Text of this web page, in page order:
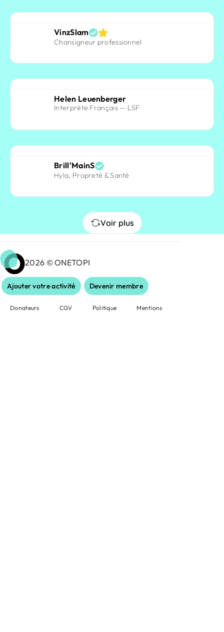
VinzSlam
Chansigneur professionnel
Helen Leuenberger
Interprète Français — LSF
Brill'MainS
Hyla, Propreté & Santé
Voir plus
2026 © ONETOPI
Ajouter votre activité Devenir membre
Donateurs CGV Politique Mentions